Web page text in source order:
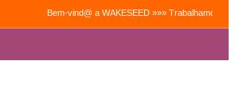
Bem-vind@ a WAKESEED »»» Trabalhamos